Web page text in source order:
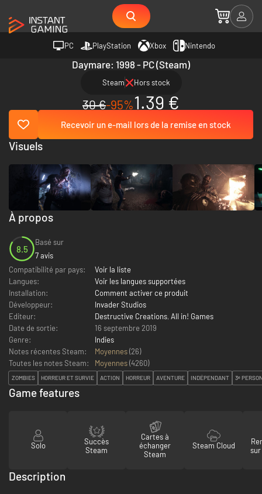
PC PlayStation Xbox Nintendo
Daymare: 1998 - PC (Steam)
Steam Hors stock
30 €-95%1.39 €
Recevoir un e-mail lors de la remise en stock
À propos
8.5
Basé sur
7 avis
Compatibilité par pays:
Voir la liste
Langues:
Voir les langues supportées
Installation:
Comment activer ce produit
Développeur:
Invader Studios
Editeur:
Destructive Creations, All in! Games
Date de sortie:
16 septembre 2019
Genre:
Indies
Notes récentes Steam:
Moyennes(26)
Toutes les notes Steam:
Moyennes(4260)
ZOMBIES HORREUR ET SURVIE ACTION HORREUR AVENTURE INDÉPENDANT 3ᵉ
Visuels
Game features
Solo
Succès
Steam
Cartes à
échanger
Steam
Steam Cloud
Description